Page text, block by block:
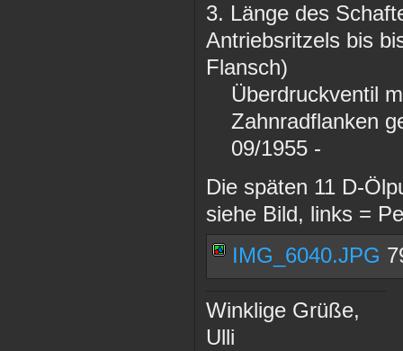
3. Länge des
Antriebsritzels bis
Flansch)
Überdruckventil
Zahnradflanken
09/1955 - ->
Die späten 11 D-
siehe Bild, links =
IMG_6040.JPG
Winklige Grüße,
Ulli